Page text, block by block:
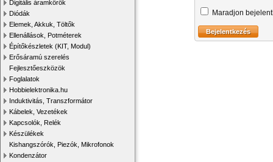
Digitális áramkörök
Diódák
Elemek, Akkuk, Töltők
Ellenállások, Potméterek
Építőkészletek (KIT, Modul)
Erősáramú szerelés
Fejlesztőeszközök
Foglalatok
Hobbielektronika.hu
Induktivitás, Transzformátor
Kábelek, Vezetékek
Kapcsolók, Relék
Készülékek
Kishangszórók, Piezók, Mikrofonok
Kondenzátor
Maradjon